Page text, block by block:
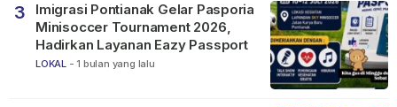
3
Imigrasi Pontianak Gelar Pasporia
Minisoccer Tournament 2026,
Hadirkan Layanan Eazy Passport
LOKAL - 1 bulan yang lalu